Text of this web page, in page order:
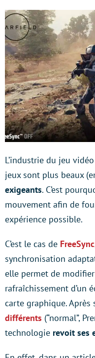
L’industrie du jeu
jeux sont plus beaux
exigeants. C’est
mouvement afin de
expérience possible.
C’est le cas de FreeSync
synchronisation
elle permet de
rafraîchissement d’un
carte graphique. Après
différents (“normal”,
technologie revoit ses